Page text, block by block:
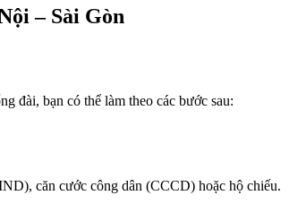
– Sài Gòn
đài, bạn có thể làm theo các bước sau:
căn cước công dân (CCCD) hoặc hộ chiếu.